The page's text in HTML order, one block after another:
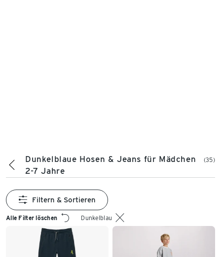
Dunkelblaue Hosen & Jeans für Mädchen
2-7 Jahre
(35)
Alle Filter löschen Dunkelblau
Filtern & Sortieren